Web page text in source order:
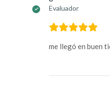
Evaluador
me llegó en buen